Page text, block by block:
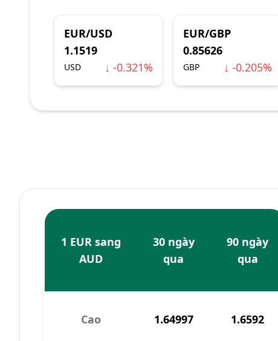
EUR/USD
1.1519
USD ↓ -0.321%
EUR/GBP
0.85626
GBP ↓ -0.205%
1 EUR sang
AUD
30 ngày
qua
90 ngày
qua
Cao 1.64997 1.6592